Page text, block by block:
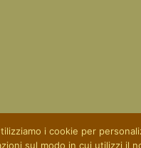
i cookie per
sul modo in cui utilizzi il